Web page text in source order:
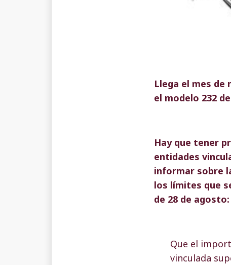
Llega el mes
el modelo 232
Hay que tener
entidades
informar sobre
los límites que
de 28 de agosto:
Que el
vinculada